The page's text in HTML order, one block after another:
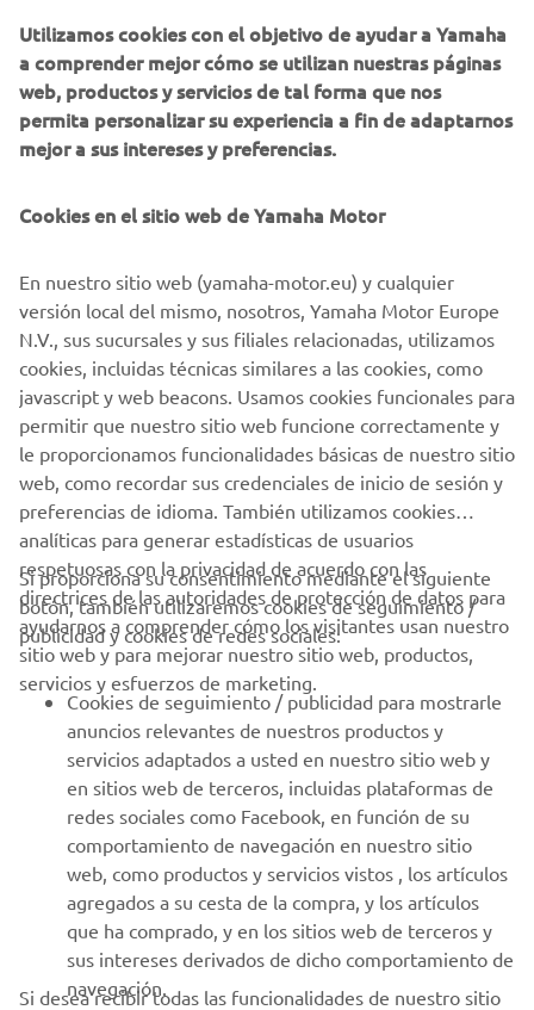
terminar su aventura en el mar, los rostros de los niños se
iluminan con grandes sonrisas que solo esta rara mezcla
de alivio y logro puede brindar.
La información y/o las imágenes de estas páginas web no
podrán utilizarse nunca con fines comerciales o no
comerciales sin el consentimiento explícito por escrito de
Yamaha Motor Europe N.V. y/o Yamaha Motor Co.
Conduce siempre con seguridad y cumple todas las leyes
de circulación vial locales.
CORPORATIVO
PROFESIONALES
MÁS YAMAHA
AYUDA
BOLETÍN DE NOTICIAS
Sé el primero en enterarte de las últimas ofertas, eventos
especiales, novedades
Utilizamos cookies con el objetivo de ayudar a Yamaha
a comprender mejor cómo se utilizan nuestras páginas
web, productos y servicios de tal forma que nos
permita personalizar su experiencia a fin de adaptarnos
mejor a sus intereses y preferencias.
Cookies en el sitio web de Yamaha Motor
En nuestro sitio web (yamaha-motor.eu) y cualquier
versión local del mismo, nosotros, Yamaha Motor Europe
N.V., sus sucursales y sus filiales relacionadas, utilizamos
cookies, incluidas técnicas similares a las cookies, como
javascript y web beacons. Usamos cookies funcionales para
permitir que nuestro sitio web funcione correctamente y
le proporcionamos funcionalidades básicas de nuestro sitio
web, como recordar sus credenciales de inicio de sesión y
preferencias de idioma. También utilizamos cookies
analíticas para generar estadísticas de usuarios
respetuosas con la privacidad de acuerdo con las
directrices de las autoridades de protección de datos para
ayudarnos a comprender cómo los visitantes usan nuestro
sitio web y para mejorar nuestro sitio web, productos,
servicios y esfuerzos de marketing.
Si proporciona su consentimiento mediante el siguiente
botón, también utilizaremos cookies de seguimiento /
publicidad y cookies de redes sociales:
Cookies de seguimiento / publicidad para mostrarle
anuncios relevantes de nuestros productos y
servicios adaptados a usted en nuestro sitio web y
en sitios web de terceros, incluidas plataformas de
redes sociales como Facebook, en función de su
comportamiento de navegación en nuestro sitio
web, como productos y servicios vistos , los artículos
agregados a su cesta de la compra, y los artículos
que ha comprado, y en los sitios web de terceros y
sus intereses derivados de dicho comportamiento de
navegación.
Si desea recibir todas las funcionalidades de nuestro sitio